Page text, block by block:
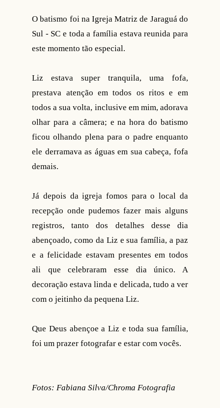
O batismo foi na Igreja Matriz de Jaraguá do
Sul - SC e toda a família estava reunida para
este momento tão especial.
Liz estava super tranquila, uma fofa,
prestava atenção em todos os ritos e em
todos a sua volta, inclusive em mim, adorava
olhar para a câmera; e na hora do batismo
ficou olhando plena para o padre enquanto
ele derramava as águas em sua cabeça, fofa
demais.
Já depois da igreja fomos para o local da
recepção onde pudemos fazer mais alguns
registros, tanto dos detalhes desse dia
abençoado, como da Liz e sua família, a paz
e a felicidade estavam presentes em todos
ali que celebraram esse dia único. A
decoração estava linda e delicada, tudo a ver
com o jeitinho da pequena Liz.
Que Deus abençoe a Liz e toda sua família,
foi um prazer fotografar e estar com vocês.
Fotos: Fabiana Silva/Chroma Fotografia